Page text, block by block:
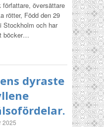
författare, översättare
rötter, Född den 29
Stockholm och har
böcker…
dyraste
2025